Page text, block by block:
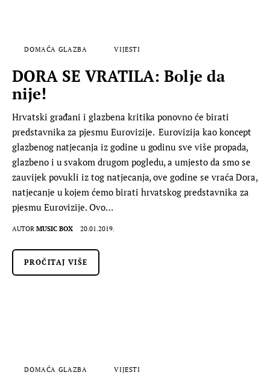
DOMAĆA GLAZBA VIJESTI
DORA SE VRATILA: Bolje da
nije!
Hrvatski građani i glazbena kritika ponovno će birati
predstavnika za pjesmu Eurovizije. Eurovizija kao koncept
glazbenog natjecanja iz godine u godinu sve više propada,
glazbeno i u svakom drugom pogledu, a umjesto da smo se
zauvijek povukli iz tog natjecanja, ove godine se vraća Dora,
natjecanje u kojem ćemo birati hrvatskog predstavnika za
pjesmu Eurovizije. Ovo…
AUTOR MUSIC BOX 20.01.2019.
PROČITAJ VIŠE
DOMAĆA GLAZBA VIJESTI